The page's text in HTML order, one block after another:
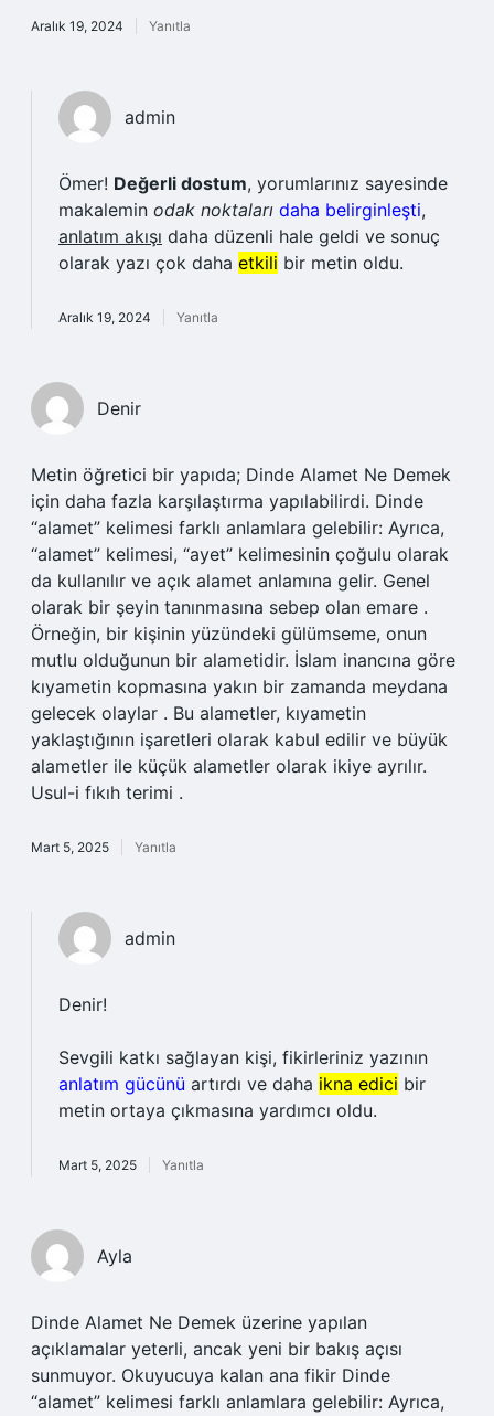
Aralık 19, 2024 Yanıtla
admin
Ömer! Değerli dostum, yorumlarınız sayesinde
makalemin odak noktaları daha belirginleşti,
anlatım akışı daha düzenli hale geldi ve sonuç
olarak yazı çok daha etkili bir metin oldu.
Aralık 19, 2024 Yanıtla
Denir
Metin öğretici bir yapıda; Dinde Alamet Ne Demek
için daha fazla karşılaştırma yapılabilirdi. Dinde
“alamet” kelimesi farklı anlamlara gelebilir: Ayrıca,
“alamet” kelimesi, “ayet” kelimesinin çoğulu olarak
da kullanılır ve açık alamet anlamına gelir. Genel
olarak bir şeyin tanınmasına sebep olan emare .
Örneğin, bir kişinin yüzündeki gülümseme, onun
mutlu olduğunun bir alametidir. İslam inancına göre
kıyametin kopmasına yakın bir zamanda meydana
gelecek olaylar . Bu alametler, kıyametin
yaklaştığının işaretleri olarak kabul edilir ve büyük
alametler ile küçük alametler olarak ikiye ayrılır.
Usul-i fıkıh terimi .
Mart 5, 2025 Yanıtla
admin
Denir!
Sevgili katkı sağlayan kişi, fikirleriniz yazının
anlatım gücünü artırdı ve daha ikna edici bir
metin ortaya çıkmasına yardımcı oldu.
Mart 5, 2025 Yanıtla
Ayla
Dinde Alamet Ne Demek üzerine yapılan
açıklamalar yeterli, ancak yeni bir bakış açısı
sunmuyor. Okuyucuya kalan ana fikir Dinde
“alamet” kelimesi farklı anlamlara gelebilir: Ayrıca,